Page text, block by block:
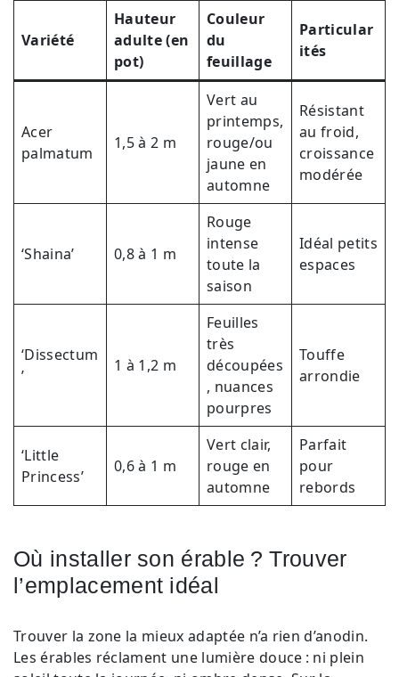
Variété
Hauteur
adulte (en
pot)
Couleur
du
feuillage
Particular
ités
Acer
palmatum
1,5 à 2 m
Vert au
printemps,
rouge/ou
jaune en
automne
Résistant
au froid,
croissance
modérée
‘Shaina’ 0,8 à 1 m
Rouge
intense
toute la
saison
Idéal petits
espaces
‘Dissectum
’
1 à 1,2 m
Feuilles
très
découpées
, nuances
pourpres
Touffe
arrondie
‘Little
Princess’
0,6 à 1 m
Vert clair,
rouge en
automne
Parfait
pour
rebords
Où installer son érable ? Trouver
l’emplacement idéal
Trouver la zone la mieux adaptée n’a rien d’anodin.
Les érables réclament une lumière douce : ni plein